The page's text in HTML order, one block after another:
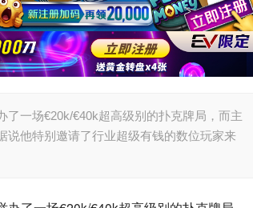
了一场€20k/€40k超高级别的扑克牌局，而主
说他特别邀请了行业超级有钱的数位玩家来